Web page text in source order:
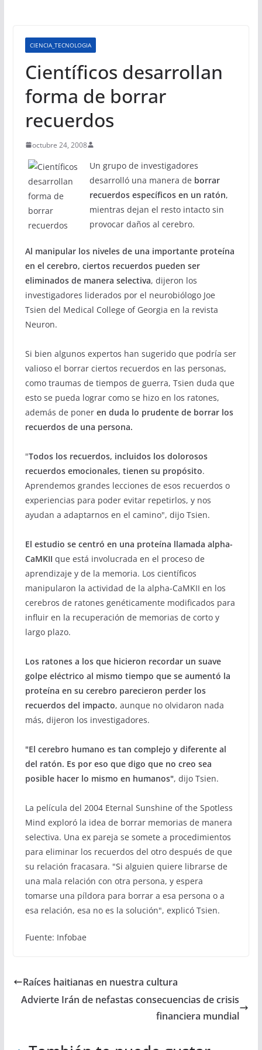
CIENCIA_TECNOLOGIA
Científicos desarrollan
forma de borrar
recuerdos
octubre 24, 2008
Un grupo de investigadores
desarrolló una manera de borrar
recuerdos específicos en un ratón,
mientras dejan el resto intacto sin
provocar daños al cerebro.
Al manipular los niveles de una importante proteína
en el cerebro, ciertos recuerdos pueden ser
eliminados de manera selectiva, dijeron los
investigadores liderados por el neurobiólogo Joe
Tsien del Medical College of Georgia en la revista
Neuron.
Si bien algunos expertos han sugerido que podría ser
valioso el borrar ciertos recuerdos en las personas,
como traumas de tiempos de guerra, Tsien duda que
esto se pueda lograr como se hizo en los ratones,
además de poner en duda lo prudente de borrar los
recuerdos de una persona.
"Todos los recuerdos, incluidos los dolorosos
recuerdos emocionales, tienen su propósito.
Aprendemos grandes lecciones de esos recuerdos o
experiencias para poder evitar repetirlos, y nos
ayudan a adaptarnos en el camino", dijo Tsien.
El estudio se centró en una proteína llamada alpha-
CaMKII que está involucrada en el proceso de
aprendizaje y de la memoria. Los científicos
manipularon la actividad de la alpha-CaMKII en los
cerebros de ratones genéticamente modificados para
influir en la recuperación de memorias de corto y
largo plazo.
Los ratones a los que hicieron recordar un suave
golpe eléctrico al mismo tiempo que se aumentó la
proteína en su cerebro parecieron perder los
recuerdos del impacto, aunque no olvidaron nada
más, dijeron los investigadores.
"El cerebro humano es tan complejo y diferente al
del ratón. Es por eso que digo que no creo sea
posible hacer lo mismo en humanos", dijo Tsien.
La película del 2004 Eternal Sunshine of the Spotless
Mind exploró la idea de borrar memorias de manera
selectiva. Una ex pareja se somete a procedimientos
para eliminar los recuerdos del otro después de que
su relación fracasara. "Si alguien quiere librarse de
una mala relación con otra persona, y espera
tomarse una píldora para borrar a esa persona o a
esa relación, esa no es la solución", explicó Tsien.
Fuente: Infobae
Raíces haitianas en nuestra cultura
Advierte Irán de nefastas consecuencias de crisis
financiera mundial